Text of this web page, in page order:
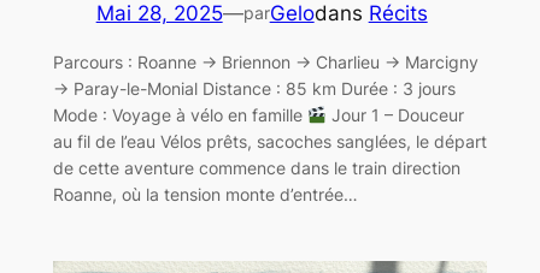
Mai 28, 2025—parGelodans Récits
Parcours : Roanne → Briennon → Charlieu → Marcigny
→ Paray-le-Monial Distance : 85 km Durée : 3 jours
Mode : Voyage à vélo en famille
Jour 1 – Douceur
au fil de l’eau Vélos prêts, sacoches sanglées, le départ
de cette aventure commence dans le train direction
Roanne, où la tension monte d’entrée…